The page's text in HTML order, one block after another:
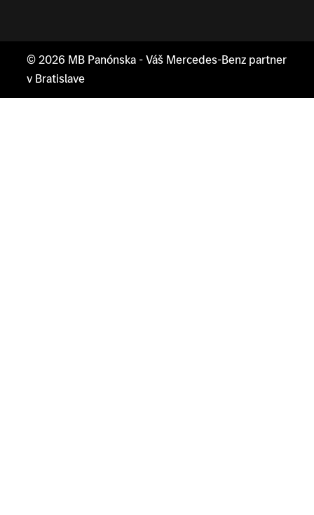
© 2026 MB Panónska- Váš Mercedes-Benz partner
v Bratislave